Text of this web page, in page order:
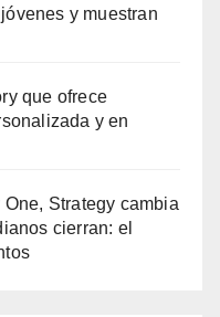
y muestran
que ofrece
y en
Strategy cambia
cierran: el